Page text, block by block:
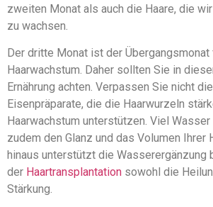
zweiten Monat als auch die Haare, die
zu wachsen.
Der dritte Monat ist der Übergangsmonat
Haarwachstum. Daher sollten Sie in
Ernährung achten. Verpassen Sie nicht
Eisenpräparate, die die Haarwurzeln
Haarwachstum unterstützen. Viel
zudem den Glanz und das Volumen Ihrer
hinaus unterstützt die Wasserergänzung
der Haartransplantation sowohl die
Stärkung.